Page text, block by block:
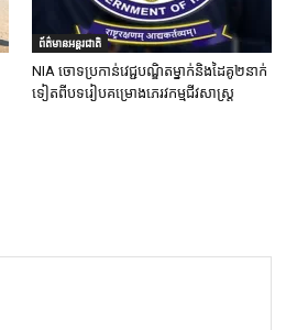
ព័ត៌មានអន្តរជាតិ
NIA ចោទប្រកាន់វេជ្ជបណ្ឌិតម្នាក់និងដៃគូ២នាក់
ទៀតពីបទរៀបគម្រោងភេរវកម្មជីវសាស្ត្រ